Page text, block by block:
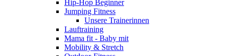
Hip-Hop Beginner
Jumping Fitness
Unsere Trainerinnen
Lauftraining
Mama fit - Baby mit
Mobility & Stretch